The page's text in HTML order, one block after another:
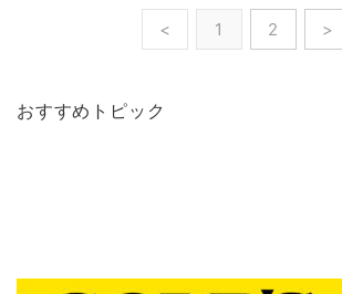
< 1 2 >
おすすめトピック